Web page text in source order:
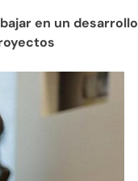
en un desarrollo